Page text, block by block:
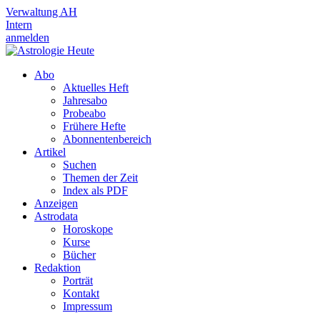
Verwaltung AH
Intern
anmelden
Abo
Aktuelles Heft
Jahresabo
Probeabo
Frühere Hefte
Abonnentenbereich
Artikel
Suchen
Themen der Zeit
Index als PDF
Anzeigen
Astrodata
Horoskope
Kurse
Bücher
Redaktion
Porträt
Kontakt
Impressum